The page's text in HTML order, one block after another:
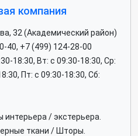
компания
32 (Академический район)
40, +7 (499) 124-28-00
18:30, Вт: c 09:30-18:30, Ср:
Пт: c 09:30-18:30, Сб:
интерьера / экстерьера.
ткани / Шторы.